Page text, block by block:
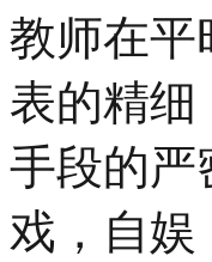
教师在平
表的精细
手段的严
戏，自